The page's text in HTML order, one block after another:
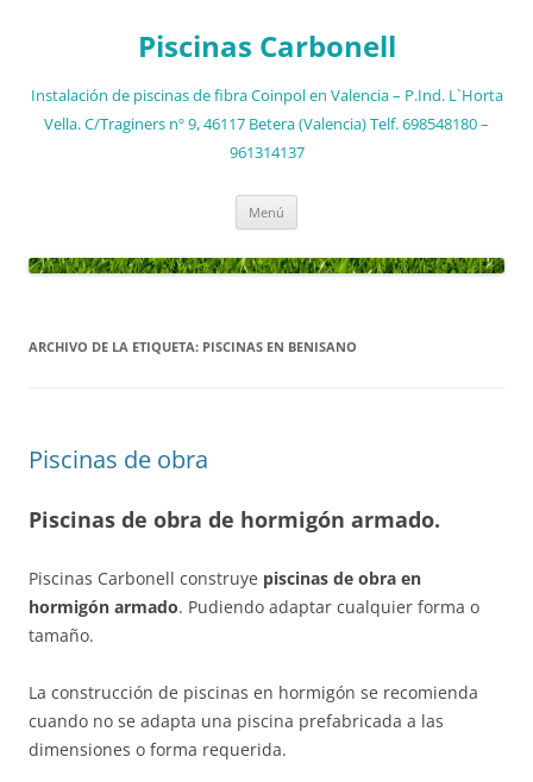
Piscinas Carbonell
Instalación de piscinas de fibra Coinpol en Valencia – P.Ind. L`Horta
Vella. C/Traginers nº 9, 46117 Betera (Valencia) Telf. 698548180 –
961314137
Menú
ARCHIVO DE LA ETIQUETA: PISCINAS EN BENISANO
Piscinas de obra
Piscinas de obra de hormigón armado.
Piscinas Carbonell construye piscinas de obra en
hormigón armado. Pudiendo adaptar cualquier forma o
tamaño.
La construcción de piscinas en hormigón se recomienda
cuando no se adapta una piscina prefabricada a las
dimensiones o forma requerida.